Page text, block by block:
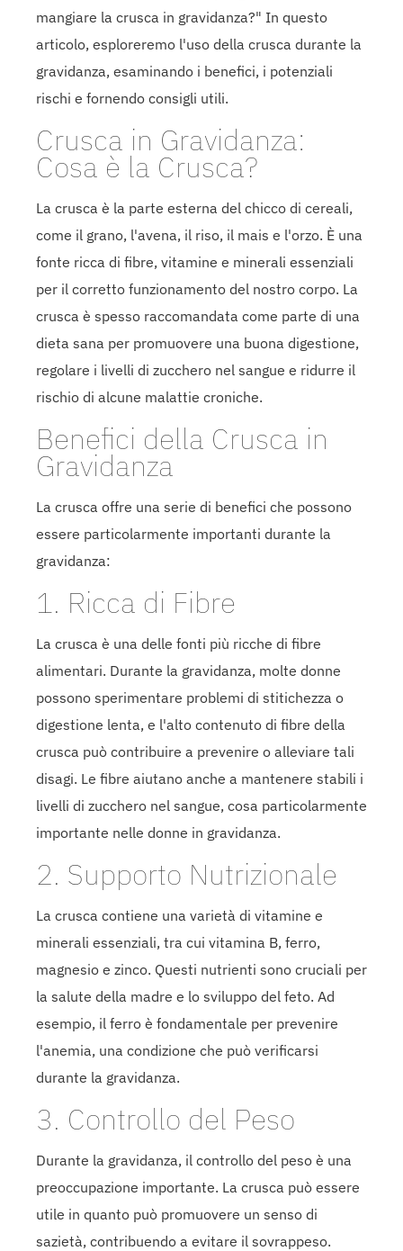
mangiare la crusca in gravidanza?" In questo
articolo, esploreremo l'uso della crusca durante la
gravidanza, esaminando i benefici, i potenziali
rischi e fornendo consigli utili.
Crusca in Gravidanza:
Cosa è la Crusca?
La crusca è la parte esterna del chicco di cereali,
come il grano, l'avena, il riso, il mais e l'orzo. È una
fonte ricca di fibre, vitamine e minerali essenziali
per il corretto funzionamento del nostro corpo. La
crusca è spesso raccomandata come parte di una
dieta sana per promuovere una buona digestione,
regolare i livelli di zucchero nel sangue e ridurre il
rischio di alcune malattie croniche.
Benefici della Crusca in
Gravidanza
La crusca offre una serie di benefici che possono
essere particolarmente importanti durante la
gravidanza:
1. Ricca di Fibre
La crusca è una delle fonti più ricche di fibre
alimentari. Durante la gravidanza, molte donne
possono sperimentare problemi di stitichezza o
digestione lenta, e l'alto contenuto di fibre della
crusca può contribuire a prevenire o alleviare tali
disagi. Le fibre aiutano anche a mantenere stabili i
livelli di zucchero nel sangue, cosa particolarmente
importante nelle donne in gravidanza.
2. Supporto Nutrizionale
La crusca contiene una varietà di vitamine e
minerali essenziali, tra cui vitamina B, ferro,
magnesio e zinco. Questi nutrienti sono cruciali per
la salute della madre e lo sviluppo del feto. Ad
esempio, il ferro è fondamentale per prevenire
l'anemia, una condizione che può verificarsi
durante la gravidanza.
3. Controllo del Peso
Durante la gravidanza, il controllo del peso è una
preoccupazione importante. La crusca può essere
utile in quanto può promuovere un senso di
sazietà, contribuendo a evitare il sovrappeso.